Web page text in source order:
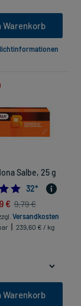
Warenkorb
Salbe, 25 g
4.9375
32*
€ 9,79 €
Versandkosten
239,60 € / kg
Warenkorb